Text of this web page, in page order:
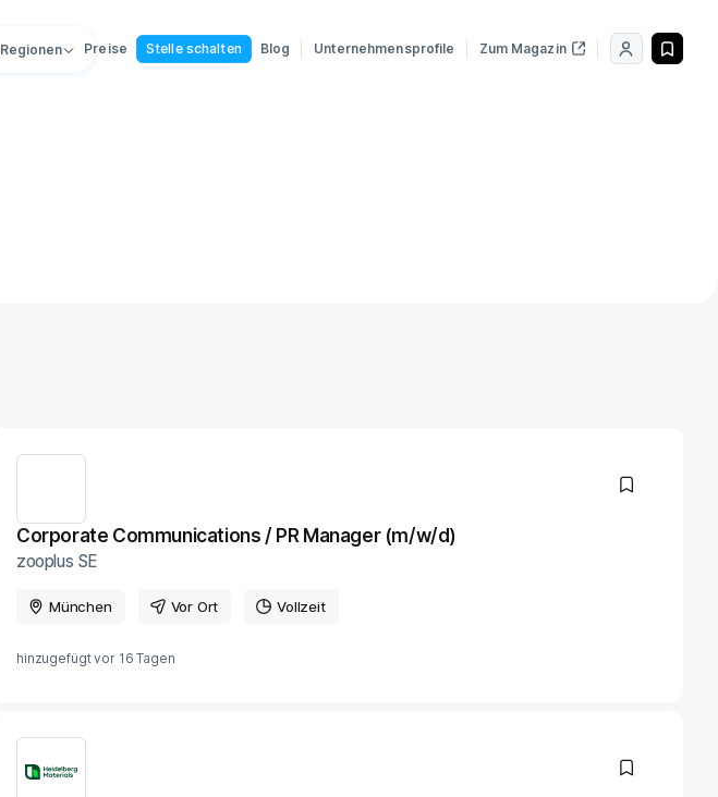
Regionen Preise Stelle schalten Blog Unternehmensprofile Zum Magazin
Corporate Communications / PR Manager (m/w/d)
zooplus SE
München Vor Ort Vollzeit
hinzugefügt vor 16 Tagen